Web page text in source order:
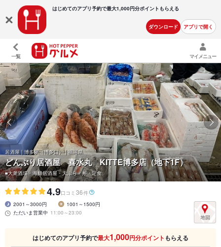
はじめてのアプリ予約で最大1,000円分ポイントもらえる
ダウンロード アプリで開く
一覧 マイメニュー
居酒屋 | 博多駅（博多口） | 福岡県
どんぶり居酒屋 喜水丸 KITTE博多店（地下1F）
■大衆酒場・海鮮居酒屋・天ぷら・丼・定食
4.9口コミ 36件
2001～3000円
1001～1500円
ただいま営業中 11:00～23:00
はじめてのアプリ予約で最大1,000円分ポイント もらえる